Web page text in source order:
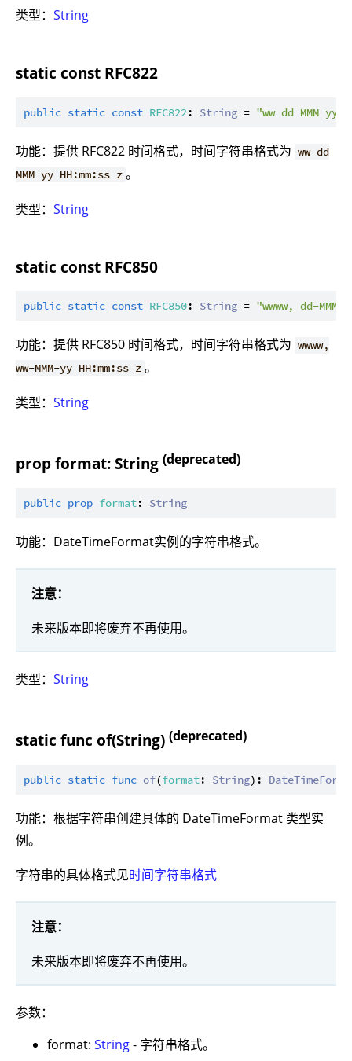
类型： String
static const RFC822
public static const RFC822: String = "ww dd MMM yy
功能：提供 RFC822 时间格式，时间字符串格式为 ww dd
MMM yy HH:mm:ss z 。
类型： String
static const RFC850
public static const RFC850: String = "wwww, dd-
功能：提供 RFC850 时间格式，时间字符串格式为 wwww,
ww-MMM-yy HH:mm:ss z 。
类型： String
prop format: String (deprecated)
public prop format: String
功能：DateTimeFormat实例的字符串格式。
注意：
未来版本即将废弃不再使用。
类型： String
static func of(String) (deprecated)
public static func of(format: String):
功能：根据字符串创建具体的 DateTimeFormat 类型实
例。
字符串的具体格式见时间字符串格式
注意：
未来版本即将废弃不再使用。
参数：
format: String- 字符串格式。